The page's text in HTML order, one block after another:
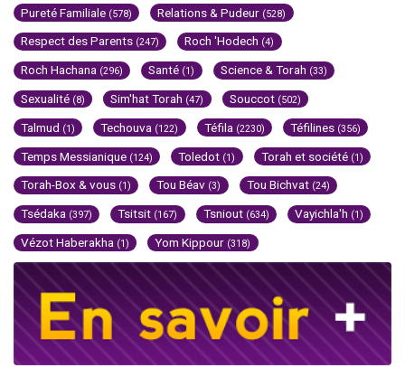
Pureté Familiale (578) Relations & Pudeur (528)
Respect des Parents (247) Roch 'Hodech (4)
Roch Hachana (296) Santé (1) Science & Torah (33)
Sexualité (8) Sim'hat Torah (47) Souccot (502)
Talmud (1) Techouva (122) Téfila (2230) Téfilines (356)
Temps Messianique (124) Toledot (1) Torah et société (1)
Torah-Box & vous (1) Tou Béav (3) Tou Bichvat (24)
Tsédaka (397) Tsitsit (167) Tsniout (634) Vayichla'h (1)
Vézot Haberakha (1) Yom Kippour (318)